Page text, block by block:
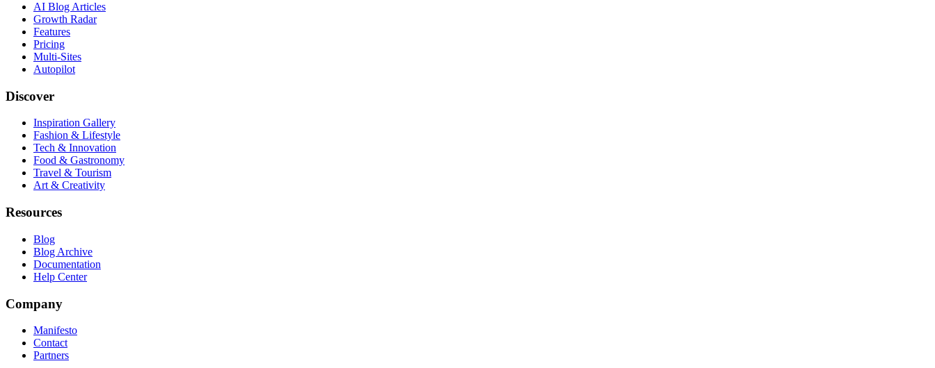
AI Blog Articles
Growth Radar
Features
Pricing
Multi-Sites
Autopilot
Discover
Inspiration Gallery
Fashion & Lifestyle
Tech & Innovation
Food & Gastronomy
Travel & Tourism
Art & Creativity
Resources
Blog
Blog Archive
Documentation
Help Center
Company
Manifesto
Contact
Partners